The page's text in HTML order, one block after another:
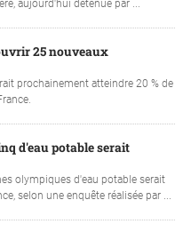
aujourd'hui détenue par ...
25 nouveaux
prochainement atteindre 20 % de
d'eau potable serait
olympiques d'eau potable serait
selon une enquête réalisée par ...